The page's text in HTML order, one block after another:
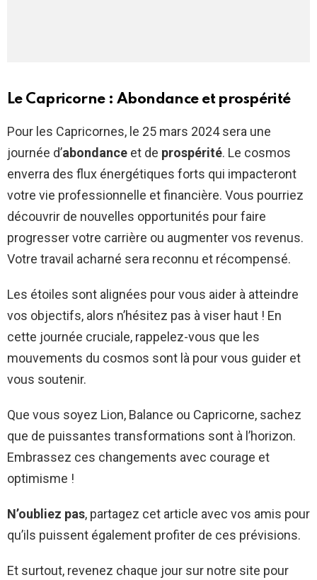
Le Capricorne : Abondance et prospérité
Pour les Capricornes, le 25 mars 2024 sera une
journée d’abondance et de prospérité. Le cosmos
enverra des flux énergétiques forts qui impacteront
votre vie professionnelle et financière. Vous pourriez
découvrir de nouvelles opportunités pour faire
progresser votre carrière ou augmenter vos revenus.
Votre travail acharné sera reconnu et récompensé.
Les étoiles sont alignées pour vous aider à atteindre
vos objectifs, alors n’hésitez pas à viser haut ! En
cette journée cruciale, rappelez-vous que les
mouvements du cosmos sont là pour vous guider et
vous soutenir.
Que vous soyez Lion, Balance ou Capricorne, sachez
que de puissantes transformations sont à l’horizon.
Embrassez ces changements avec courage et
optimisme !
N’oubliez pas, partagez cet article avec vos amis pour
qu’ils puissent également profiter de ces prévisions.
Et surtout, revenez chaque jour sur notre site pour